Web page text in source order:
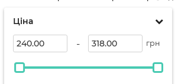
Ціна
- грн